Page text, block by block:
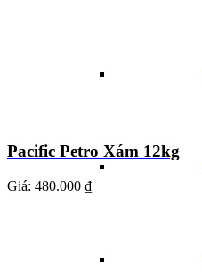
Pacific Petro Xám 12kg
Giá: 480.000 ₫